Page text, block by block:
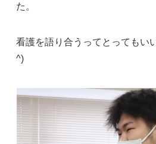
た。
看護を語り合うってとってもい
^)